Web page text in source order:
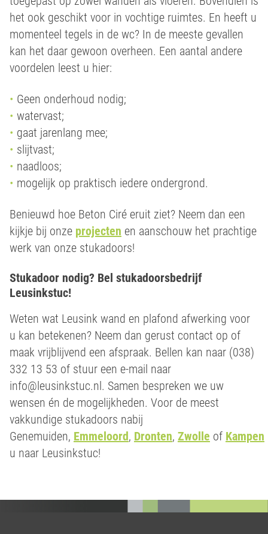
het ook geschikt voor in vochtige ruimtes. En heeft u
momenteel tegels in de wc? In de meeste gevallen
kan het daar gewoon overheen. Een aantal andere
voordelen leest u hier:
Geen onderhoud nodig;
watervast;
gaat jarenlang mee;
slijtvast;
naadloos;
mogelijk op praktisch iedere ondergrond.
Benieuwd hoe Beton Ciré eruit ziet? Neem dan een
kijkje bij onze projecten en aanschouw het prachtige
werk van onze stukadoors!
Stukadoor nodig? Bel stukadoorsbedrijf
Leusinkstuc!
Weten wat Leusink wand en plafond afwerking voor
u kan betekenen? Neem dan gerust contact op of
maak vrijblijvend een afspraak. Bellen kan naar (038)
332 13 53 of stuur een e-mail naar
info@leusinkstuc.nl. Samen bespreken we uw
wensen én de mogelijkheden. Voor de meest
vakkundige stukadoors nabij
Genemuiden, Emmeloord, Dronten, Zwolle of Kampen
u naar Leusinkstuc!